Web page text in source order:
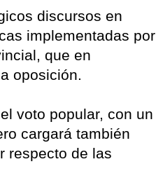
discursos en
implementadas por
que en
oposición.
voto popular, con un
cargará también
respecto de las